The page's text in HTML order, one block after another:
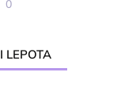
0
LEPOTA